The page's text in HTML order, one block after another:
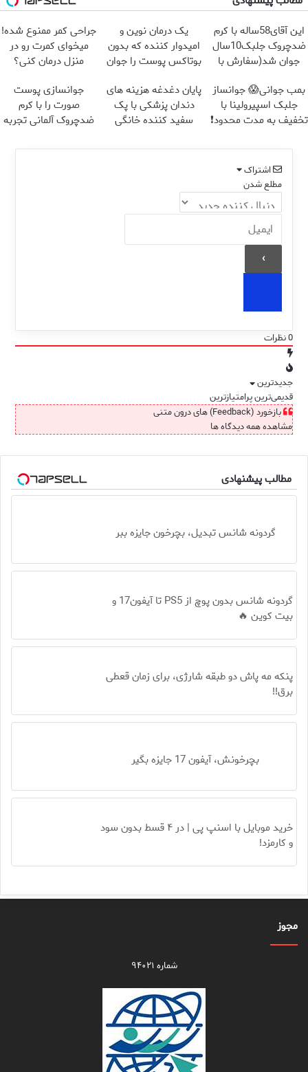
این آقای58ساله با کرم
ضدچروک جلبک10سال
جوان شد(سفارش با
یک درمان نوین و
امیدوار کننده که بدون
بوتاکس پوست را جوان
جراحی کمر ممنوع شده!
میخوای کمرت رو در
منزل درمان کنی؟
بمب جوانی😱 جوانساز
جلبک اسپیرولینا با
تخفیف به مدت محدود❗
پایان دغدغه هزینه های
دندان پزشکی با پک
سفید کننده خانگی
جوانسازی پوست
صورت را با کرم
ضدچروک آلمانی تجربه
اشتراک
مطلع شدن
0نظرات
جدیدترین
قدیمی‌ترینپرامتیازترین
بازخورد (Feedback) های درون متنی
مشاهده همه دیدگاه ها
مطالب پیشنهادی
گردونه شانس تبدیل، بچرخون جایزه ببر
گردونه شانس بدون پوچ از PS5 تا آیفون17 و
بیت کوین 🔥
پنکه مه پاش دو طبقه شارژی، برای زمان قعطی
برق!!
بچرخونش، آیفون 17 جایزه بگیر
خرید موبایل با اسنپ پی | در ۴ قسط بدون سود
و کارمزد!
مجوز
شماره ۹۴۰۲۱